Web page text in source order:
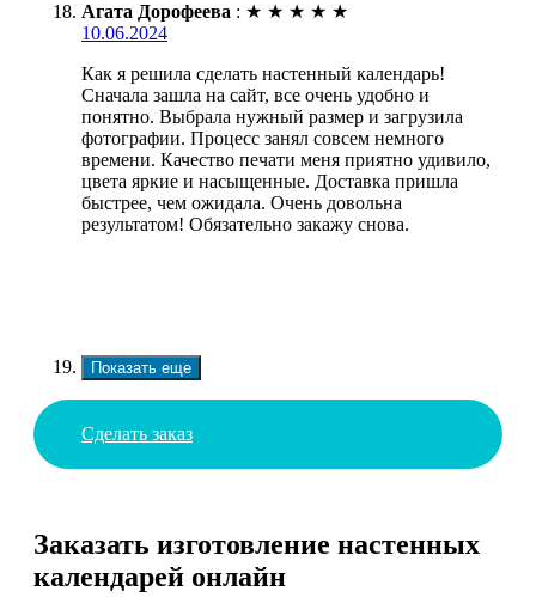
Агата Дорофеева : ★ ★ ★ ★ ★
10.06.2024
Как я решила сделать настенный календарь!
Сначала зашла на сайт, все очень удобно и
понятно. Выбрала нужный размер и загрузила
фотографии. Процесс занял совсем немного
времени. Качество печати меня приятно удивило,
цвета яркие и насыщенные. Доставка пришла
быстрее, чем ожидала. Очень довольна
результатом! Обязательно закажу снова.
Показать еще
Сделать заказ
Заказать изготовление настенных
календарей онлайн